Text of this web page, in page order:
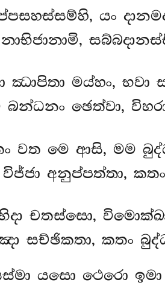
යං
ඣාපිතා මය්හං, භවා
ඡෙත්වා,
වත මෙ ආසි, මම
අනුප්පත්තා,
චතස්සො,
සච්ඡිකතා, කතං
යසො ථෙරො ඉමා